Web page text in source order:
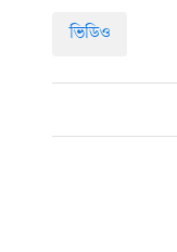
ভিডিও